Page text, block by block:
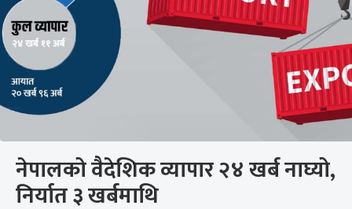
नेपालको वैदेशिक व्यापार २४ खर्ब नाघ्यो,
निर्यात ३ खर्बमाथि